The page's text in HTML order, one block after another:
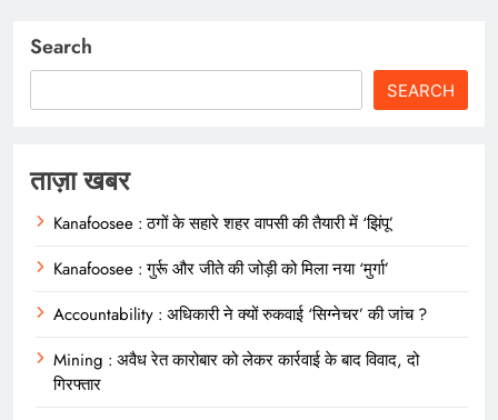
Search
SEARCH
ताज़ा खबर
Kanafoosee : ठगों के सहारे शहर वापसी की तैयारी में ‘झिंपू’
Kanafoosee : गुर्रू और जीते की जोड़ी को मिला नया ‘मुर्गा’
Accountability : अधिकारी ने क्यों रुकवाई ‘सिग्नेचर’ की जांच ?
Mining : अवैध रेत कारोबार को लेकर कार्रवाई के बाद विवाद, दो
गिरफ्तार